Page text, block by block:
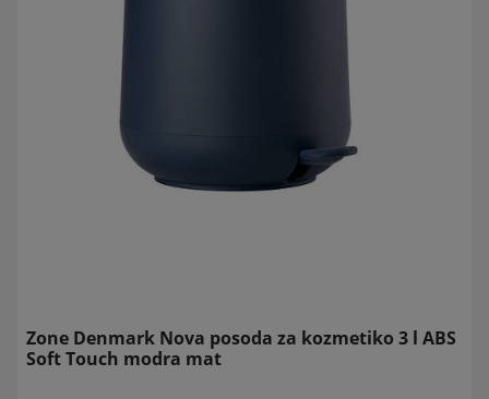
Zone Denmark Nova posoda za kozmetiko 3 l ABS
Soft Touch modra mat